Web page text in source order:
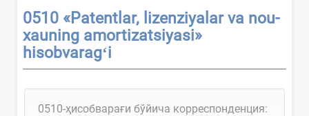
0510 «Patentlar, lizenziyalar va nou-
хauning amortizatsiyasi»
hisobvaragʻi
0510-ҳисобварағи бўйича корреспонденция: